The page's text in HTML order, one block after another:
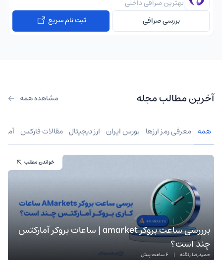
بهترین صرافی داخلی
بررسی صرافی
ثبت نام سریع
آخرین مطالب مجله مشاهده همه
همه معرفی رمز ارزها بورس ایران ارز دیجیتال مقالات فارکس
برررسی ساعت بروکر amarket | ساعات بروکر آمارکتس
چند است؟
حمیدرضا زنگنه | 6 ساعت پیش
خواندن مطلب